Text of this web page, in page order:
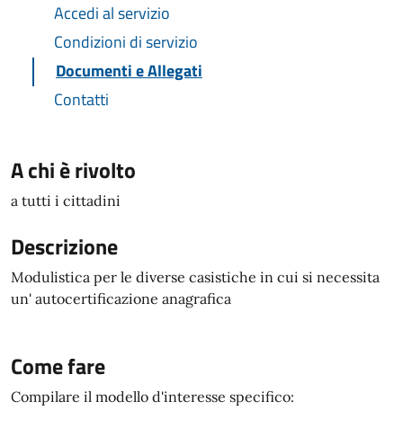
Accedi al servizio
Condizioni di servizio
Documenti e Allegati
Contatti
A chi è rivolto
a tutti i cittadini
Descrizione
Modulistica per le diverse casistiche in cui si necessita
un' autocertificazione anagrafica
Come fare
Compilare il modello d'interesse specifico: